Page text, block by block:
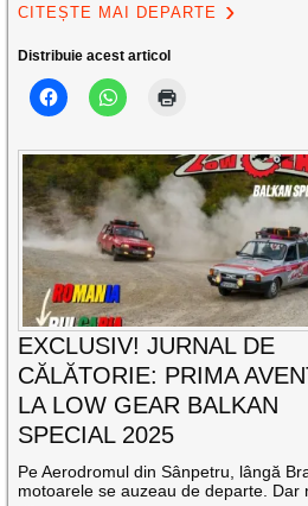
CITEȘTE MAI DEPARTE
Distribuie acest articol
EXCLUSIV! JURNAL DE
CĂLĂTORIE: PRIMA
LA LOW GEAR BALKAN
SPECIAL 2025
Pe Aerodromul din Sânpetru, lângă
motoarele se auzeau de departe. Dar